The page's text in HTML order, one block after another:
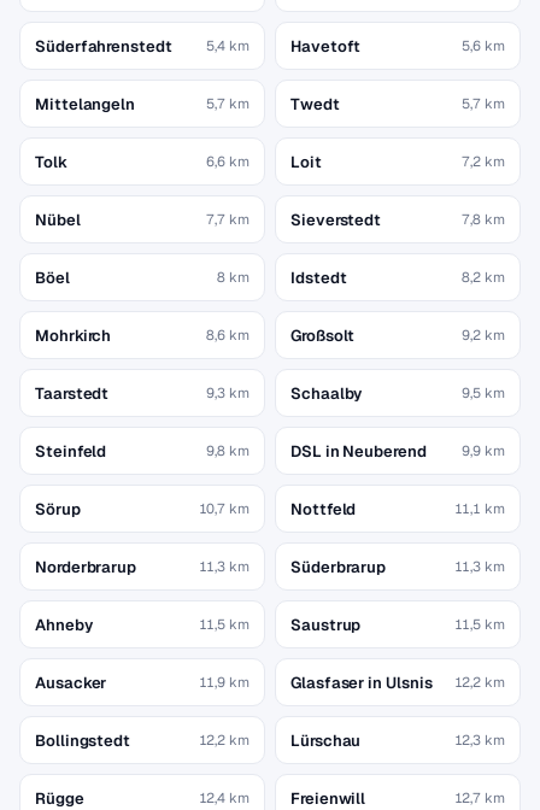
Süderfahrenstedt 5,4 km Havetoft 5,6 km
Mittelangeln 5,7 km Twedt 5,7 km
Tolk 6,6 km Loit 7,2 km
Nübel 7,7 km Sieverstedt 7,8 km
Böel 8 km Idstedt 8,2 km
Mohrkirch 8,6 km Großsolt 9,2 km
Taarstedt 9,3 km Schaalby 9,5 km
Steinfeld 9,8 km DSL in Neuberend 9,9 km
Sörup 10,7 km Nottfeld 11,1 km
Norderbrarup 11,3 km Süderbrarup 11,3 km
Ahneby 11,5 km Saustrup 11,5 km
Ausacker 11,9 km Glasfaser in Ulsnis 12,2 km
Bollingstedt 12,2 km Lürschau 12,3 km
Rügge 12,4 km Freienwill 12,7 km